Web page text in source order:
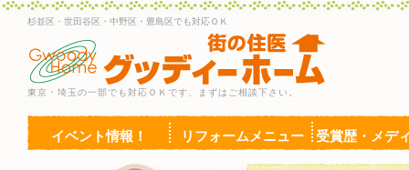
杉並区・世田谷区・中野区・豊島区でも対応ＯＫ
東京・埼玉の一部でも対応ＯＫです、まずはご相談下さい。
イベント情報！ リフォームメニュー 受賞歴・メデ